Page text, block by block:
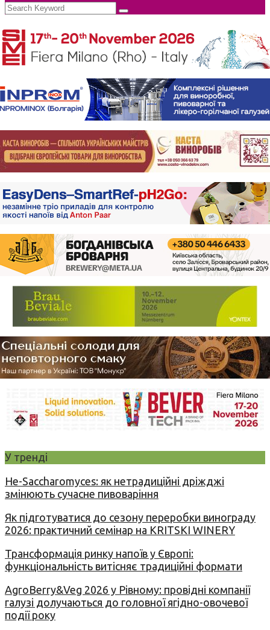
У тренді
Не-Saccharomyces: як нетрадиційні дріжджі
змінюють сучасне пивоваріння
Як підготуватися до сезону переробки винограду
2026: практичний семінар на KRITSKI WINERY
Трансформація ринку напоїв у Європі:
функціональність витісняє традиційні формати
AgroBerry&Veg 2026 у Рівному: провідні компанії
галузі долучаються до головної ягідно-овочевої
події року